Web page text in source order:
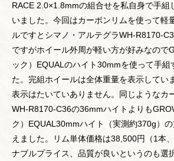
RACE 2.0×1.8mmの組合せを私自身で手組
いました。今回はカーボンリムを使って軽
ルですとシマノ・アルテグラWH-R8170-
ですがホイール外周が軽い方が好みなので
ック）EQUALのハイト30mmを使って手組
た。完組ホイールは全体重量を表示してい
表示はたいていありません。同じようなカ
WH-R8170-C36の36mmハイトよりも
ク）EQUAL30mmハイト（実測約370g）
えました。リム単体価格は38,500円（1本
ナブルプライス、品質が良いというのも選